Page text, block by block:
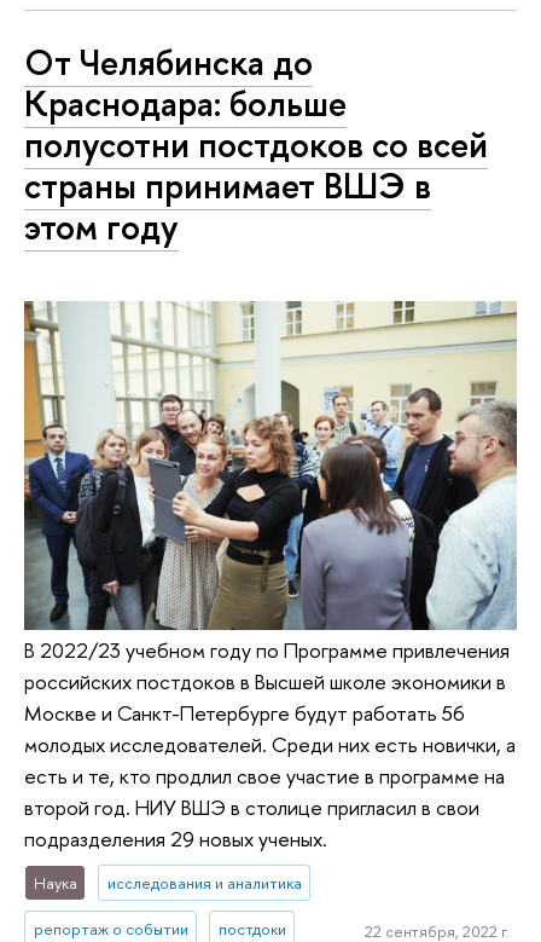
От Челябинска до
Краснодара: больше
полусотни постдоков со всей
страны принимает ВШЭ в
этом году
В 2022/23 учебном году по Программе привлечения
российских постдоков в Высшей школе экономики в
Москве и Санкт-Петербурге будут работать 56
молодых исследователей. Среди них есть новички, а
есть и те, кто продлил свое участие в программе на
второй год. НИУ ВШЭ в столице пригласил в свои
подразделения 29 новых ученых.
Наука исследования и аналитика
репортаж о событии постдоки 22 сентября, 2022 г.